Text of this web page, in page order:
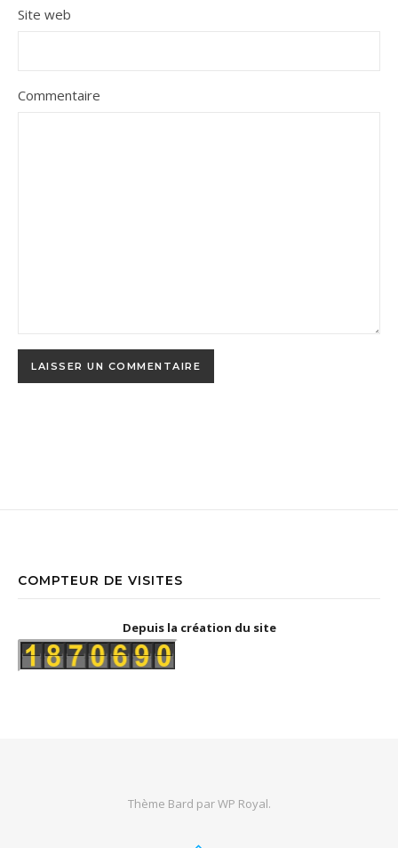
Site web
Commentaire
COMPTEUR DE VISITES
Depuis la création du site
Thème Bard parWP Royal.